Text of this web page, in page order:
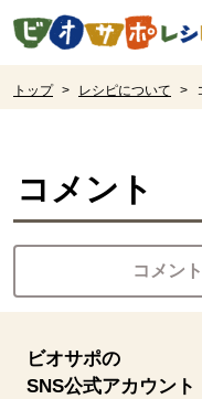
ページの先頭です。
トップ > レシピについて >
コメント
コメン
ビオサポの
SNS公式アカウント